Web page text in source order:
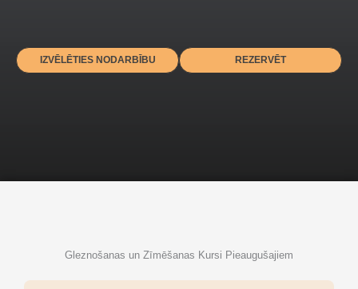
IZVĒLĒTIES NODARBĪBU REZERVĒT
Gleznošanas un Zīmēšanas Kursi Pieaugušajiem